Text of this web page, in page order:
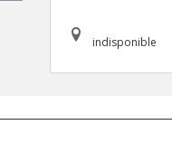
indisponible